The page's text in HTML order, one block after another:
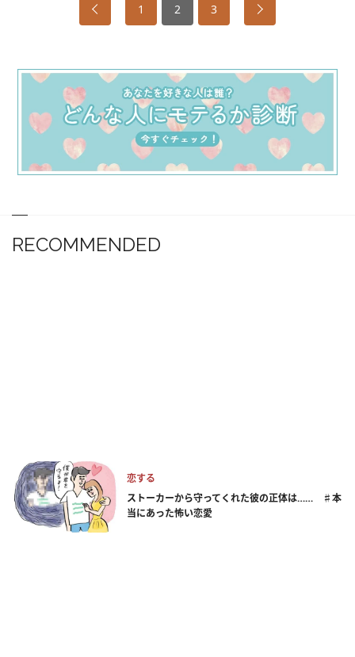
1 2 3
RECOMMENDED
恋する
ストーカーから守ってくれた彼の正体は…… ♯本
当にあった怖い恋愛